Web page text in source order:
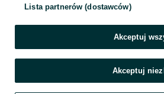
Lista partnerów (dostawców)
Akceptuj
Akceptuj